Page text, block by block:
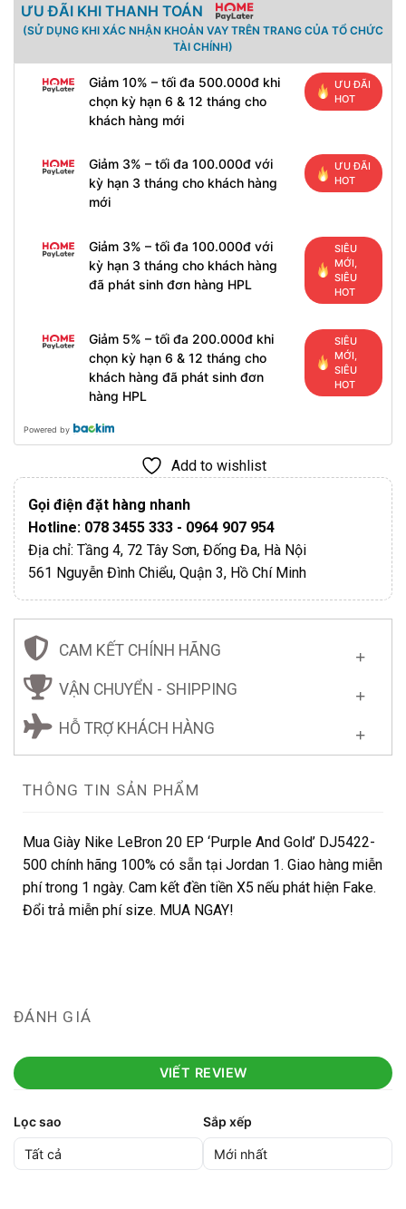
ƯU ĐÃI KHI THANH TOÁN
(SỬ DỤNG KHI XÁC NHẬN KHOẢN VAY TRÊN TRANG CỦA TỔ CHỨC
TÀI CHÍNH)
Giảm 10% – tối đa 500.000đ khi
chọn kỳ hạn 6 & 12 tháng cho
khách hàng mới
ƯU ĐÃI
HOT
Giảm 3% – tối đa 100.000đ với
kỳ hạn 3 tháng cho khách hàng
mới
ƯU ĐÃI
HOT
Giảm 3% – tối đa 100.000đ với
kỳ hạn 3 tháng cho khách hàng
đã phát sinh đơn hàng HPL
SIÊU
MỚI,
SIÊU
HOT
Giảm 5% – tối đa 200.000đ khi
chọn kỳ hạn 6 & 12 tháng cho
khách hàng đã phát sinh đơn
hàng HPL
SIÊU
MỚI,
SIÊU
HOT
Powered by
Add to wishlist
Gọi điện đặt hàng nhanh
Hotline: 078 3455 333 - 0964 907 954
Địa chỉ: Tầng 4, 72 Tây Sơn, Đống Đa, Hà Nội
561 Nguyễn Đình Chiểu, Quận 3, Hồ Chí Minh
CAM KẾT CHÍNH HÃNG
VẬN CHUYỂN - SHIPPING
HỖ TRỢ KHÁCH HÀNG
THÔNG TIN SẢN PHẨM
Mua Giày Nike LeBron 20 EP ‘Purple And Gold’ DJ5422-
500 chính hãng 100% có sẵn tại Jordan 1. Giao hàng miễn
phí trong 1 ngày. Cam kết đền tiền X5 nếu phát hiện Fake.
Đổi trả miễn phí size. MUA NGAY!
ĐÁNH GIÁ
VIẾT REVIEW
Lọc sao Sắp xếp